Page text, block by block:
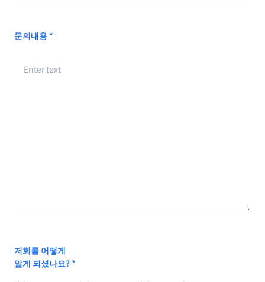
문의내용 *
저희를 어떻게
알게 되셨나요? *